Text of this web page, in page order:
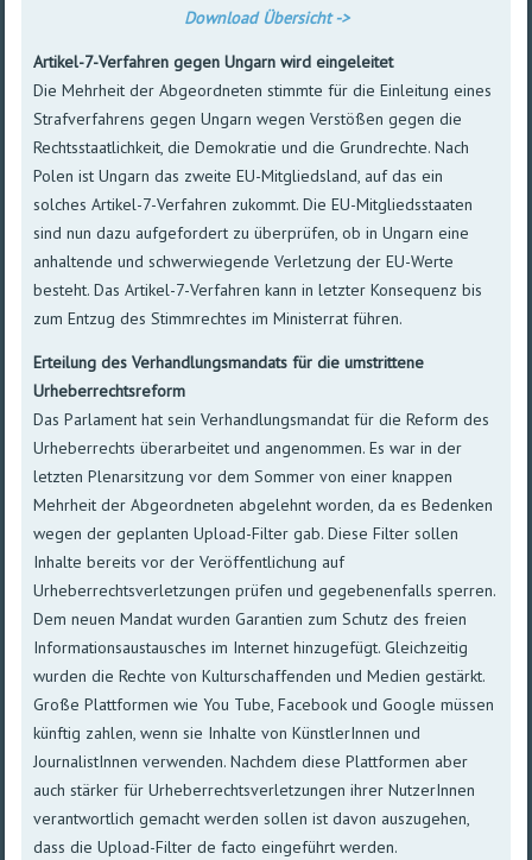
Download Übersicht ->
Artikel-7-Verfahren gegen Ungarn wird eingeleitet
Die Mehrheit der Abgeordneten stimmte für die Einleitung eines
Strafverfahrens gegen Ungarn wegen Verstößen gegen die
Rechtsstaatlichkeit, die Demokratie und die Grundrechte. Nach
Polen ist Ungarn das zweite EU-Mitgliedsland, auf das ein
solches Artikel-7-Verfahren zukommt. Die EU-Mitgliedsstaaten
sind nun dazu aufgefordert zu überprüfen, ob in Ungarn eine
anhaltende und schwerwiegende Verletzung der EU-Werte
besteht. Das Artikel-7-Verfahren kann in letzter Konsequenz bis
zum Entzug des Stimmrechtes im Ministerrat führen.
Erteilung des Verhandlungsmandats für die umstrittene
Urheberrechtsreform
Das Parlament hat sein Verhandlungsmandat für die Reform des
Urheberrechts überarbeitet und angenommen. Es war in der
letzten Plenarsitzung vor dem Sommer von einer knappen
Mehrheit der Abgeordneten abgelehnt worden, da es Bedenken
wegen der geplanten Upload-Filter gab. Diese Filter sollen
Inhalte bereits vor der Veröffentlichung auf
Urheberrechtsverletzungen prüfen und gegebenenfalls sperren.
Dem neuen Mandat wurden Garantien zum Schutz des freien
Informationsaustausches im Internet hinzugefügt. Gleichzeitig
wurden die Rechte von Kulturschaffenden und Medien gestärkt.
Große Plattformen wie You Tube, Facebook und Google müssen
künftig zahlen, wenn sie Inhalte von KünstlerInnen und
JournalistInnen verwenden. Nachdem diese Plattformen aber
auch stärker für Urheberrechtsverletzungen ihrer NutzerInnen
verantwortlich gemacht werden sollen ist davon auszugehen,
dass die Upload-Filter de facto eingeführt werden.